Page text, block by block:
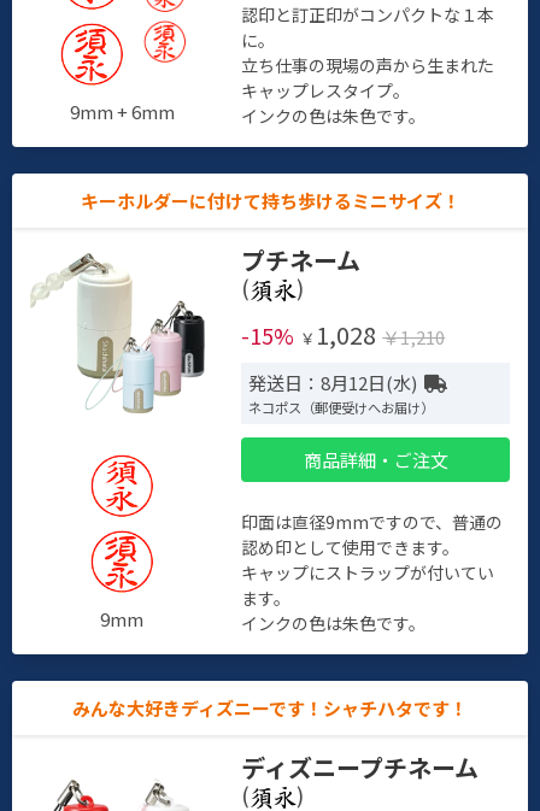
9mm + 6mm
認印と訂正印がコンパクトな１本
に。
立ち仕事の現場の声から生まれた
キャップレスタイプ。
インクの色は朱色です。
キーホルダーに付けて持ち歩けるミニサイズ！
9mm
プチネーム
(
)
-15% ￥ 1,028 ￥1,210
発送日：8月12日(水)
ネコポス（郵便受けへお届け）
商品詳細・ご注文
印面は直径9mmですので、普通の
認め印として使用できます。
キャップにストラップが付いてい
ます。
インクの色は朱色です。
みんな大好きディズニーです！シャチハタです！
ディズニープチネーム
( )